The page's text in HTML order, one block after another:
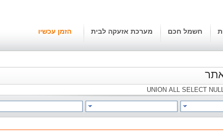
חשמל חכם מערכת אזעקה לבית הזמן עכשיו